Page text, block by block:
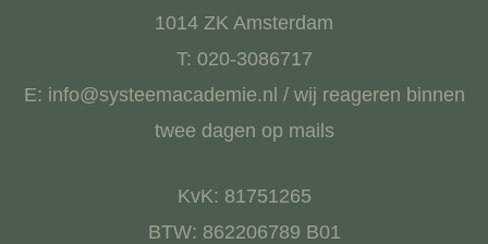
1014 ZK Amsterdam
T: 020-3086717
E: info@systeemacademie.nl / wij reageren binnen
twee dagen op mails
KvK: 81751265
BTW: 862206789 B01